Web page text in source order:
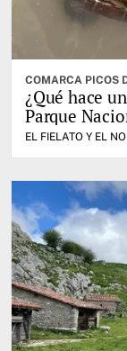
COMARCA PICOS
¿Qué hace
Parque
EL FIELATO Y EL